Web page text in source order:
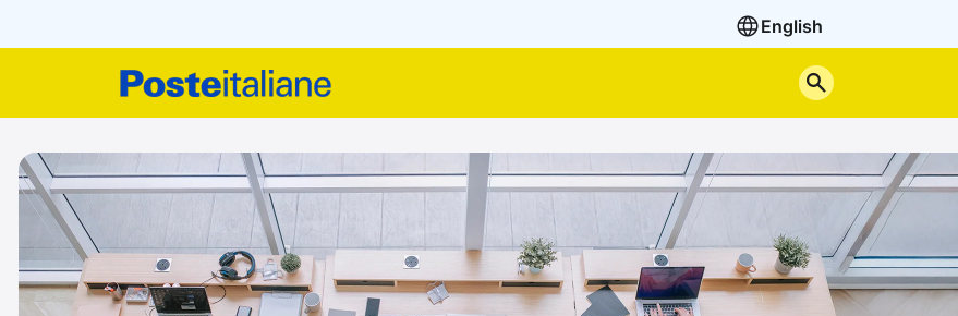
English
Cerca nel sito